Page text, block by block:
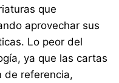
que
aprovechar sus
Lo peor del
ya que las cartas
de referencia,